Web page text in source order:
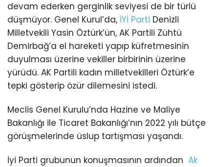
devam ederken gerginlik seviyesi de bir türlü
düşmüyor. Genel Kurul’da, İYİ Parti Denizli
Milletvekili Yasin Öztürk’ün, AK Partili Zühtü
Demirbağ’a el hareketi yapıp küfretmesinin
duyulması üzerine vekiller birbirinin üzerine
yürüdü. AK Partili kadın milletvekilleri Öztürk’e
tepki gösterip özür dilemesini istedi.
Meclis Genel Kurulu’nda Hazine ve Maliye
Bakanlığı ile Ticaret Bakanlığı’nın 2022 yılı bütçe
görüşmelerinde üslup tartışması yaşandı.
İyi Parti grubunun konuşmasının ardından Ak